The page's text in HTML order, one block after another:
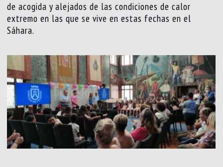
de acogida y alejados de las condiciones de calor
extremo en las que se vive en estas fechas en el
Sáhara.